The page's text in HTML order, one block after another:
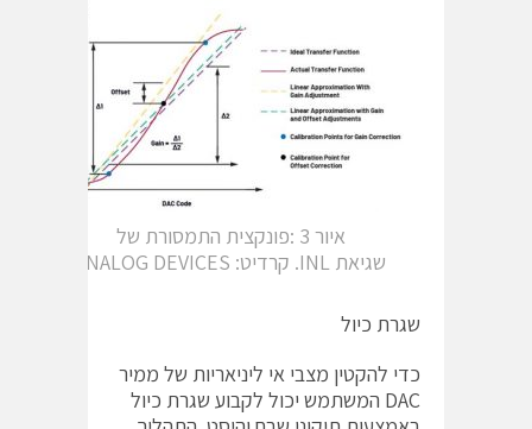
איור 3 :פונקצית התמסורת של
שגיאת INL. קרדיט: ANALOG DEVICES
שגרת כיול
כדי להקטין מצבי אי ליניאריות של ממיר
DAC המשתמש יכול לקבוע שגרת כיול